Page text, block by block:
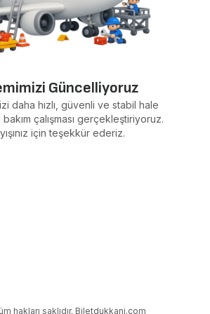
Güncelliyoruz
daha hızlı, güvenli ve stabil hale
çalışması gerçekleştiriyoruz.
için teşekkür ederiz.
hakları saklıdır. Biletdukkani.com